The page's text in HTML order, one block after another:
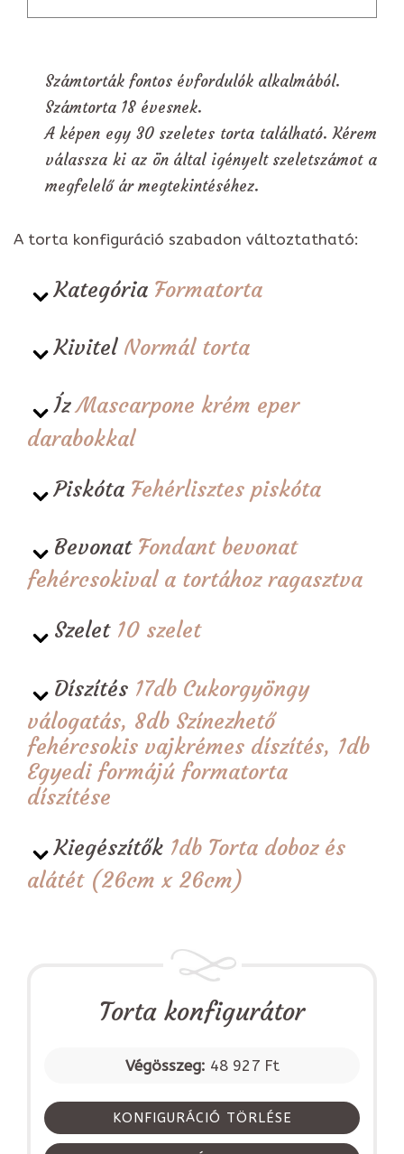
Számtorták fontos évfordulók alkalmából.
Számtorta 18 évesnek.
A képen egy 30 szeletes torta található. Kérem
válassza ki az ön által igényelt szeletszámot a
megfelelő ár megtekintéséhez.
A torta konfiguráció szabadon változtatható:
Kategória Formatorta
Kivitel Normál torta
ÍzMascarpone krém eper
darabokkal
Piskóta Fehérlisztes piskóta
Bevonat Fondant bevonat
fehércsokival a tortához ragasztva
Szelet 10 szelet
Díszítés 17db Cukorgyöngy
válogatás, 8db Színezhető
fehércsokis vajkrémes díszítés, 1db
Egyedi formájú formatorta
díszítése
Kiegészítők 1db Torta doboz és
alátét (26cm x 26cm)
Torta konfigurátor
Végösszeg: 48 927 Ft
KONFIGURÁCIÓ TÖRLÉSE